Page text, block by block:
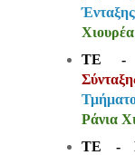
Χιουρέα
ΤΕ -
Ράνια
ΤΕ -